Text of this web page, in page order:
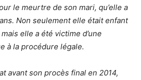
le meurtre de son mari, qu’elle a
Non seulement elle était enfant
elle a été victime d’une
à la procédure légale.
avant son procès final en 2014,